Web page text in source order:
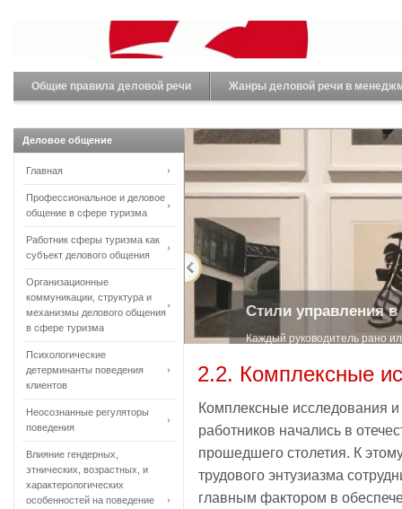
Общие правила деловой речи Жанры деловой речи в
Стили управления
Каждый руководитель рано
2.2. Комплексные
Комплексные исследования
работников начались в
прошедшего столетия. К
трудового энтузиазма
главным фактором в
Деловое общение
Главная
Профессиональное и деловое
общение в сфере туризма
Работник сферы туризма как
субъект делового общения
Организационные
коммуникации, структура и
механизмы делового общения
в сфере туризма
Психологические
детерминанты поведения
клиентов
Неосознанные регуляторы
поведения
Влияние гендерных,
этнических, возрастных, и
характерологических
особенностей на поведение